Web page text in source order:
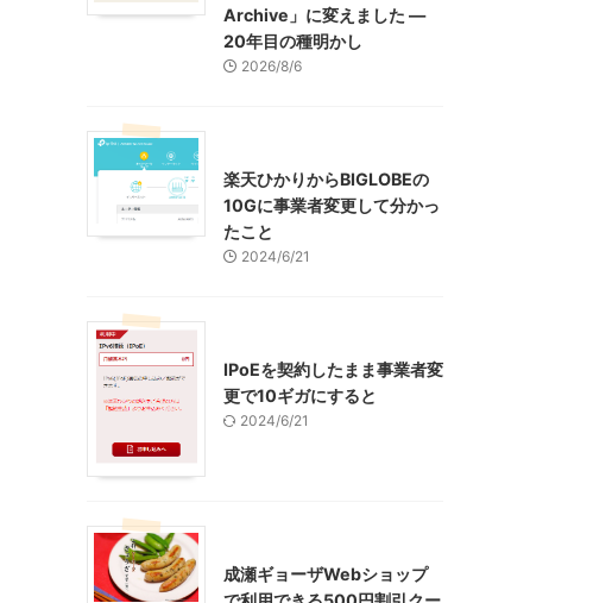
Archive」に変えました ―
20年目の種明かし
2026/8/6
楽天ひかりからBIGLOBEの
10Gに事業者変更して分かっ
たこと
2024/6/21
IPoEを契約したまま事業者変
更で10ギガにすると
2024/6/21
成瀬ギョーザWebショップ